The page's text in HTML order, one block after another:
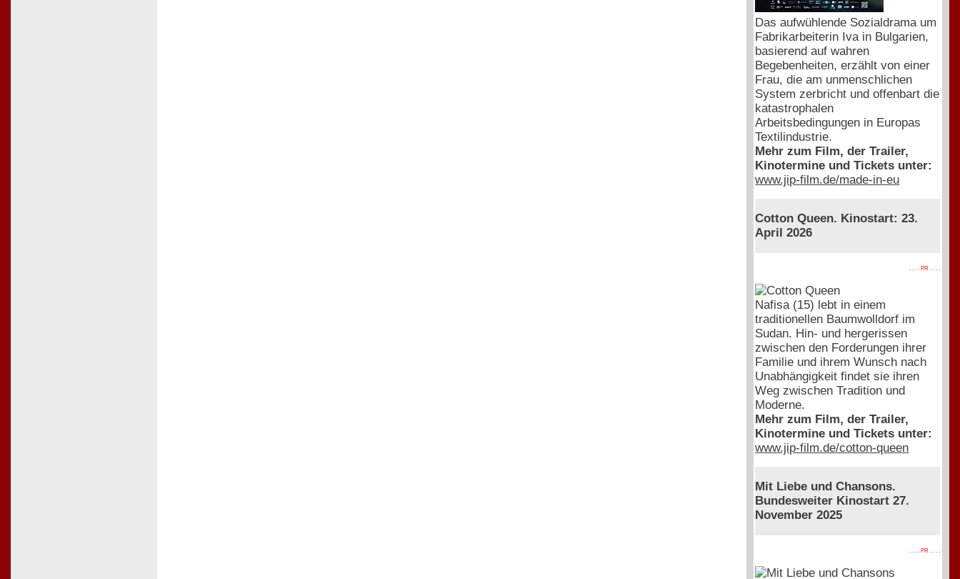
Das aufwühlende Sozialdrama um
Fabrikarbeiterin Iva in Bulgarien,
basierend auf wahren
Begebenheiten, erzählt von einer
Frau, die am unmenschlichen
System zerbricht und offenbart die
katastrophalen
Arbeitsbedingungen in Europas
Textilindustrie.
Mehr zum Film, der Trailer,
Kinotermine und Tickets unter:
www.jip-film.de/made-in-eu
Cotton Queen. Kinostart: 23.
April 2026
. . . . PR . . . .
Nafisa (15) lebt in einem
traditionellen Baumwolldorf im
Sudan. Hin- und hergerissen
zwischen den Forderungen ihrer
Familie und ihrem Wunsch nach
Unabhängigkeit findet sie ihren
Weg zwischen Tradition und
Moderne.
Mehr zum Film, der Trailer,
Kinotermine und Tickets unter:
www.jip-film.de/cotton-queen
Mit Liebe und Chansons.
Bundesweiter Kinostart 27.
November 2025
. . . . PR . . . .